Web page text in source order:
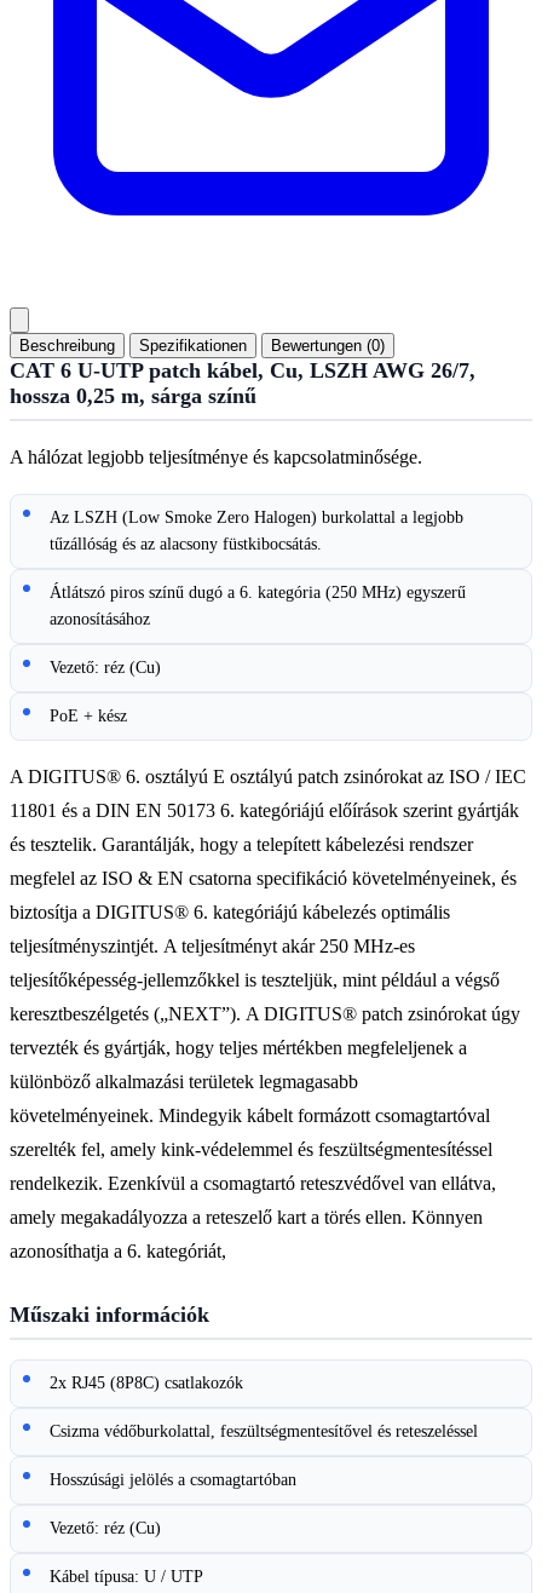
Beschreibung Spezifikationen Bewertungen (0)
CAT 6 U-UTP patch kábel, Cu, LSZH AWG 26/7,
hossza 0,25 m, sárga színű
A hálózat legjobb teljesítménye és kapcsolatminősége.
Az LSZH (Low Smoke Zero Halogen) burkolattal a legjobb
tűzállóság és az alacsony füstkibocsátás.
Átlátszó piros színű dugó a 6. kategória (250 MHz) egyszerű
azonosításához
Vezető: réz (Cu)
PoE + kész
A DIGITUS® 6. osztályú E osztályú patch zsinórokat az ISO / IEC
11801 és a DIN EN 50173 6. kategóriájú előírások szerint gyártják
és tesztelik. Garantálják, hogy a telepített kábelezési rendszer
megfelel az ISO & EN csatorna specifikáció követelményeinek, és
biztosítja a DIGITUS® 6. kategóriájú kábelezés optimális
teljesítményszintjét. A teljesítményt akár 250 MHz-es
teljesítőképesség-jellemzőkkel is teszteljük, mint például a végső
keresztbeszélgetés („NEXT”). A DIGITUS® patch zsinórokat úgy
tervezték és gyártják, hogy teljes mértékben megfeleljenek a
különböző alkalmazási területek legmagasabb
követelményeinek. Mindegyik kábelt formázott csomagtartóval
szerelték fel, amely kink-védelemmel és feszültségmentesítéssel
rendelkezik. Ezenkívül a csomagtartó reteszvédővel van ellátva,
amely megakadályozza a reteszelő kart a törés ellen. Könnyen
azonosíthatja a 6. kategóriát,
Műszaki információk
2x RJ45 (8P8C) csatlakozók
Csizma védőburkolattal, feszültségmentesítővel és reteszeléssel
Hosszúsági jelölés a csomagtartóban
Vezető: réz (Cu)
Kábel típusa: U / UTP